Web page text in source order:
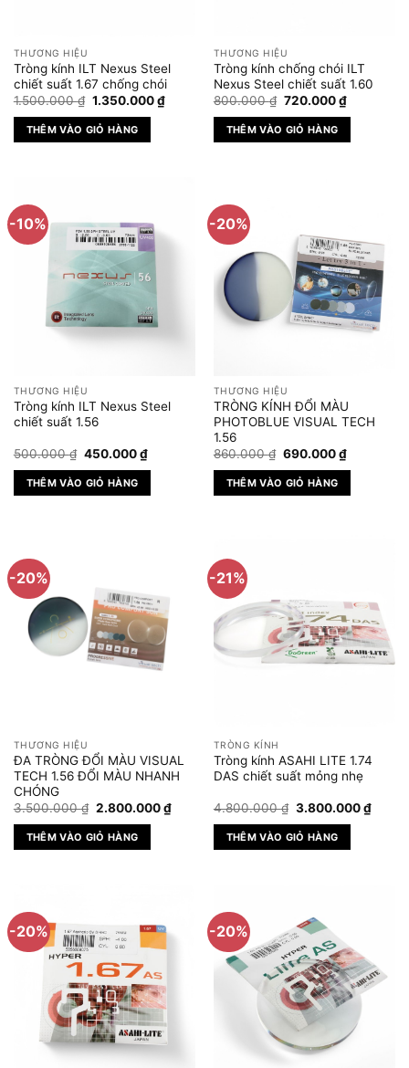
chọn
trên
trang
sản
phẩm
THƯƠNG HIỆU
Tròng kính ILT Nexus Steel
chiết suất 1.67 chống chói
1.500.000₫ Giá
là:
1.500.000 ₫.
1.350.000₫Giá
hiện
1.350.000 ₫.
THÊM VÀO GIỎ HÀNG
THƯƠNG HIỆU
Tròng kính chống chói ILT
Nexus Steel chiết suất 1.60
800.000₫ Giá
là:
800.000 ₫.
720.000₫Giá
hiện
720.000
THÊM VÀO GIỎ HÀNG
-10%
THƯƠNG HIỆU
Tròng kính ILT Nexus Steel
chiết suất 1.56
500.000₫ Giá
là:
500.000 ₫.
450.000₫Giá
hiện
450.000 ₫.
THÊM VÀO GIỎ HÀNG
-20%
THƯƠNG HIỆU
TRÒNG KÍNH ĐỔI MÀU
PHOTOBLUE VISUAL TECH
1.56
860.000₫ Giá
là:
860.000 ₫.
690.000₫Giá
hiện
690.000
THÊM VÀO GIỎ HÀNG
-20%
THƯƠNG HIỆU
ĐA TRÒNG ĐỔI MÀU VISUAL
TECH 1.56 ĐỔI MÀU NHANH
CHÓNG
3.500.000₫ Giá
là:
3.500.000 ₫.
2.800.000₫Giá
hiện
2.800.000 ₫.
THÊM VÀO GIỎ HÀNG
-21%
TRÒNG KÍNH
Tròng kính ASAHI LITE 1.74
DAS chiết suất mỏng nhẹ
4.800.000₫ Giá
là:
4.800.000 ₫.
3.800.000₫Giá
hiện
THÊM VÀO GIỎ HÀNG
-20% -20%